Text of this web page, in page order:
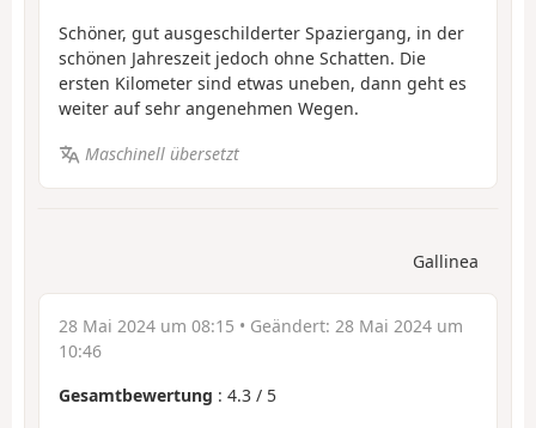
Schöner, gut ausgeschilderter Spaziergang, in der
schönen Jahreszeit jedoch ohne Schatten. Die
ersten Kilometer sind etwas uneben, dann geht es
weiter auf sehr angenehmen Wegen.
Maschinell übersetzt
Gallinea
28 Mai 2024 um 08:15 • Geändert: 28 Mai 2024 um
10:46
Gesamtbewertung : 4.3 / 5